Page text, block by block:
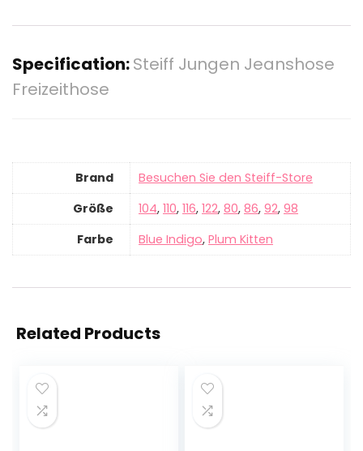
Specification:Steiff Jungen Jeanshose
Freizeithose
Brand
Besuchen Sie den Steiff-Store
Größe
104, 110, 116, 122, 80, 86, 92, 98
Farbe
Blue Indigo, Plum Kitten
Related Products